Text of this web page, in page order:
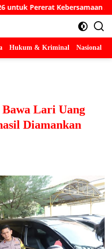
Kebersamaan ASN
Hukum & Kriminal Nasional
Lari Uang
Diamankan